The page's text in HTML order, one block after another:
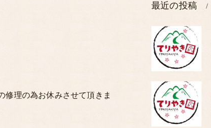
理の為お休みさせて頂きま
最近の投稿